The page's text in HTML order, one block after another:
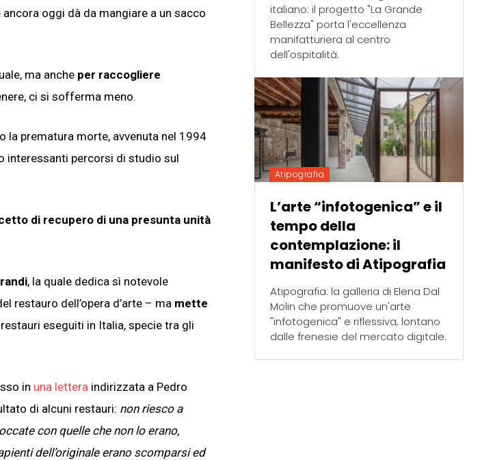
oggi dà da mangiare a un sacco
ma anche per raccogliere
ci si sofferma meno.
la prematura morte, avvenuta nel 1994
interessanti percorsi di studio sul
di recupero di una presunta unità
, la quale dedica sì notevole
restauro dell’opera d’arte – ma mette
eseguiti in Italia, specie tra gli
in una lettera indirizzata a Pedro
di alcuni restauri: non riesco a
con quelle che non lo erano,
dell’originale erano scomparsi ed
italiano: il progetto "La Grande
Bellezza" porta l'eccellenza
manifatturiera al centro
dell'ospitalità.
Atipografia
L’arte “infotogenica” e il
tempo della
contemplazione: il
manifesto di Atipografia
Atipografia: la galleria di Elena Dal
Molin che promuove un'arte
"infotogenica" e riflessiva, lontano
dalle frenesie del mercato digitale.